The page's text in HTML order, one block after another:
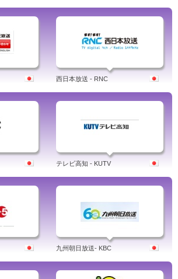
西日本放送 - RNC
テレビ高知 - KUTV
九州朝日放送- KBC